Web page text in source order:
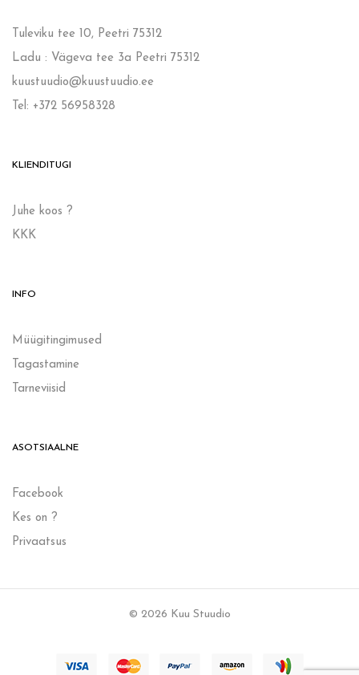
Tuleviku tee 10, Peetri 75312
Ladu : Vägeva tee 3a Peetri 75312
kuustuudio@kuustuudio.ee
Tel: +372 56958328
KLIENDITUGI
Juhe koos ?
KKK
INFO
Müügitingimused
Tagastamine
Tarneviisid
ASOTSIAALNE
Facebook
Kes on ?
Privaatsus
© 2026 Kuu Stuudio